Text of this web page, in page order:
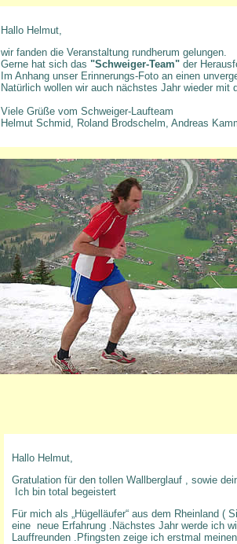
Hallo Helmut,
wir fanden die Veranstaltung rundherum gelungen.
Gerne hat sich das "Schweiger-Team" der
Im Anhang unser Erinnerungs-Foto an einen
Natürlich wollen wir auch nächstes Jahr wieder mit
Viele Grüße vom Schweiger-Laufteam
Helmut Schmid, Roland Brodschelm, Andreas
Hallo Helmut,
Gratulation für den tollen Wallberglauf , sowie
Ich bin total begeistert
Für mich als „Hügelläufer“ aus dem Rheinland (
eine neue Erfahrung .Nächstes Jahr werde ich
Lauffreunden .Pfingsten zeige ich erstmal